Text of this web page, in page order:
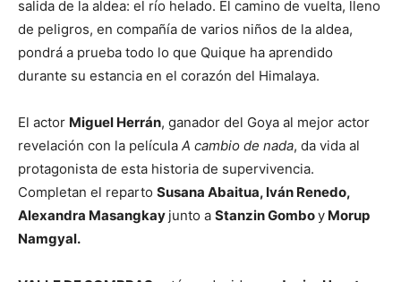
salida de la aldea: el río helado. El camino de vuelta, lleno
de peligros, en compañía de varios niños de la aldea,
pondrá a prueba todo lo que Quique ha aprendido
durante su estancia en el corazón del Himalaya.
El actor Miguel Herrán, ganador del Goya al mejor actor
revelación con la película A cambio de nada, da vida al
protagonista de esta historia de supervivencia.
Completan el reparto Susana Abaitua, Iván Renedo,
Alexandra Masangkay junto a Stanzin Gomboy Morup
Namgyal.